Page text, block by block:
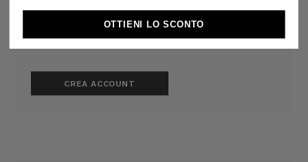
Tracciare i nuovi ordini
CREA ACCOUNT